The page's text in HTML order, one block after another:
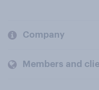
Company
Members and